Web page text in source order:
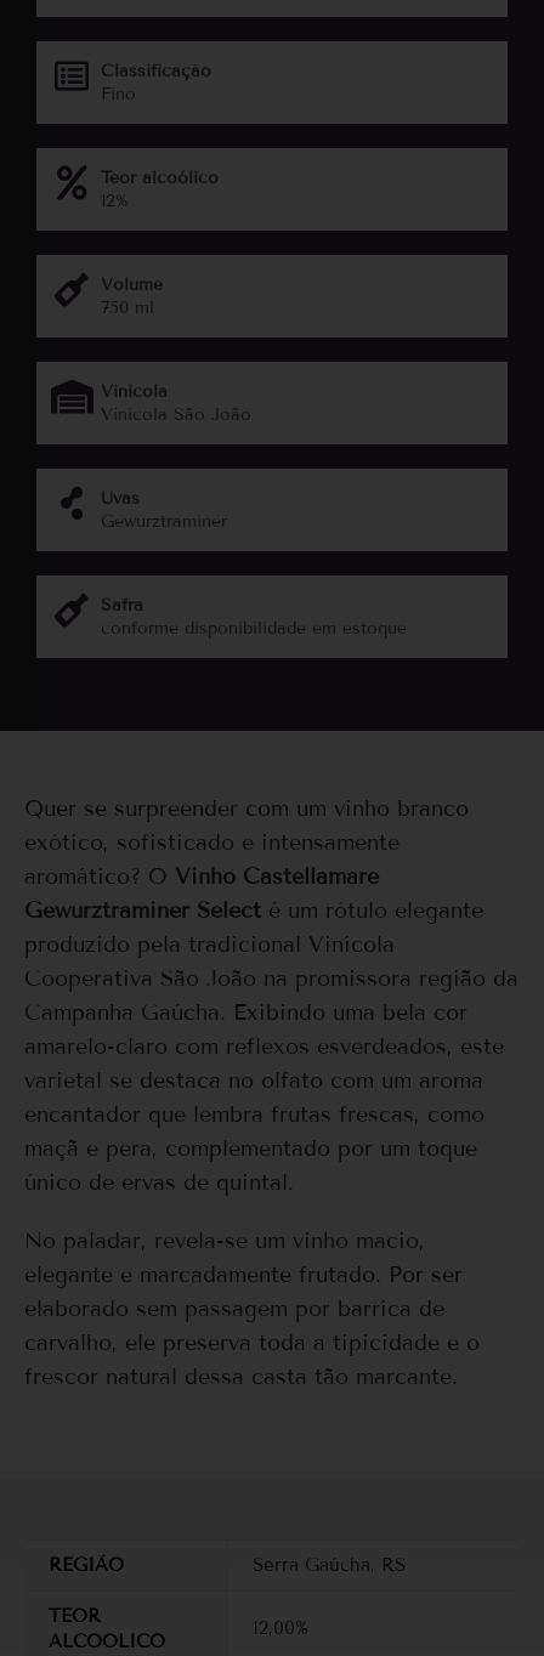
Classificação
Fino
Teor alcoólico
12%
Volume
750 ml
Vinicola
Vinícola São João
Uvas
Gewurztraminer
Safra
conforme disponibilidade em estoque
Quer se surpreender com um vinho branco
exótico, sofisticado e intensamente
aromático? O Vinho Castellamare
Gewurztraminer Select é um rótulo elegante
produzido pela tradicional Vinícola
Cooperativa São João na promissora região da
Campanha Gaúcha. Exibindo uma bela cor
amarelo-claro com reflexos esverdeados, este
varietal se destaca no olfato com um aroma
encantador que lembra frutas frescas, como
maçã e pera, complementado por um toque
único de ervas de quintal.
No paladar, revela-se um vinho macio,
elegante e marcadamente frutado. Por ser
elaborado sem passagem por barrica de
carvalho, ele preserva toda a tipicidade e o
frescor natural dessa casta tão marcante.
REGIÃO Serra Gaúcha, RS
TEOR
ALCOOLICO
12,00%